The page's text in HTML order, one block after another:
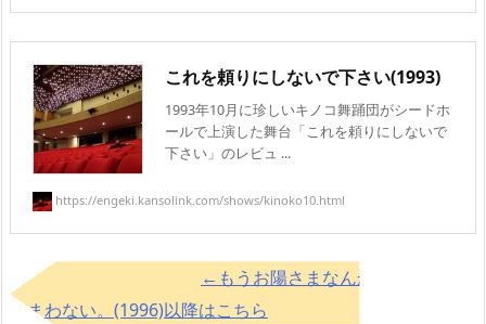
これを頼りにしないで下さい(1993)
1993年10月に珍しいキノコ舞踊団がシードホ
ールで上演した舞台「これを頼りにしないで
下さい」のレビュ ...
https://engeki.kansolink.com/shows/kinoko10.html
←もうお陽さまなんかでなくても
かまわない。(1996)以降はこちら